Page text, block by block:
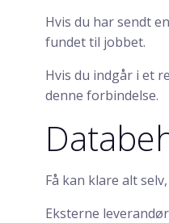
Hvis du har sendt
fundet til jobbet.
Hvis du indgår i et
denne forbindelse.
Få kan klare alt
Eksterne